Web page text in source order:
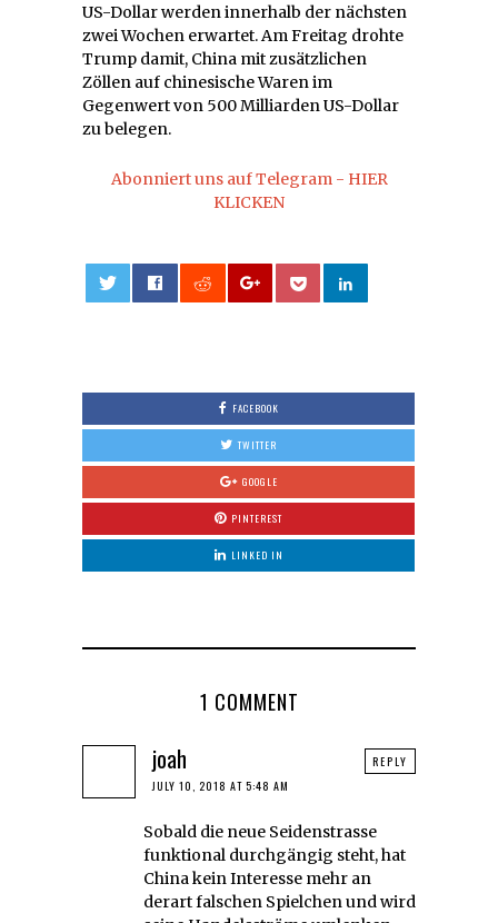
US-Dollar werden innerhalb der nächsten
zwei Wochen erwartet. Am Freitag drohte
Trump damit, China mit zusätzlichen
Zöllen auf chinesische Waren im
Gegenwert von 500 Milliarden US-Dollar
zu belegen.
Abonniert uns auf Telegram - HIER
KLICKEN
FACEBOOK
TWITTER
GOOGLE
PINTEREST
LINKED IN
1 COMMENT
joah
JULY 10, 2018 AT 5:48 AM
Sobald die neue Seidenstrasse
funktional durchgängig steht, hat
China kein Interesse mehr an
derart falschen Spielchen und wird
REPLY